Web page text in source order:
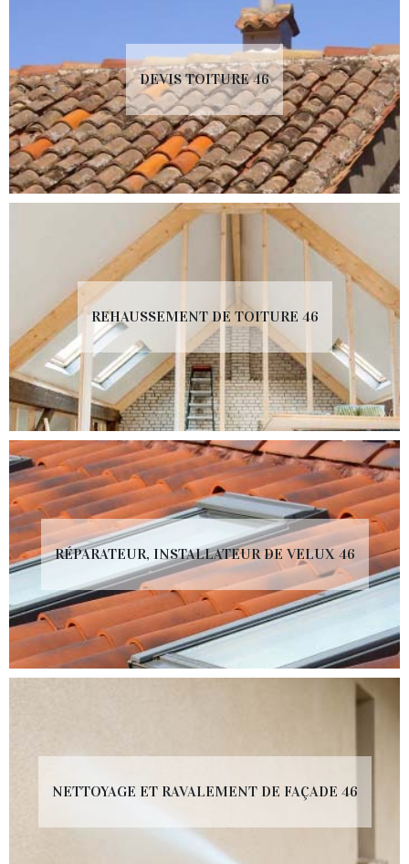
DEVIS TOITURE 46
REHAUSSEMENT DE TOITURE 46
RÉPARATEUR, INSTALLATEUR DE VELUX 46
NETTOYAGE ET RAVALEMENT DE FAÇADE 46